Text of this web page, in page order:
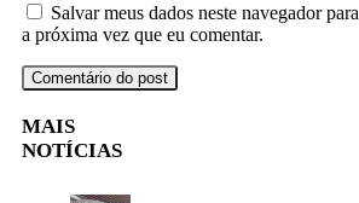
Salvar meus dados neste navegador para
a próxima vez que eu comentar.
MAIS
NOTÍCIAS